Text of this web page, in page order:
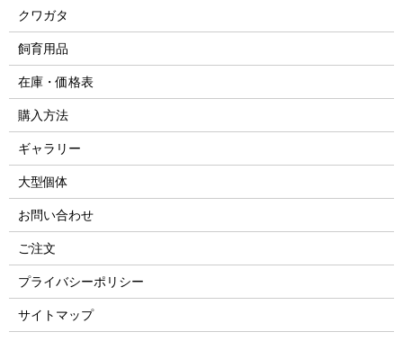
クワガタ
飼育用品
在庫・価格表
購入方法
ギャラリー
大型個体
お問い合わせ
ご注文
プライバシーポリシー
サイトマップ